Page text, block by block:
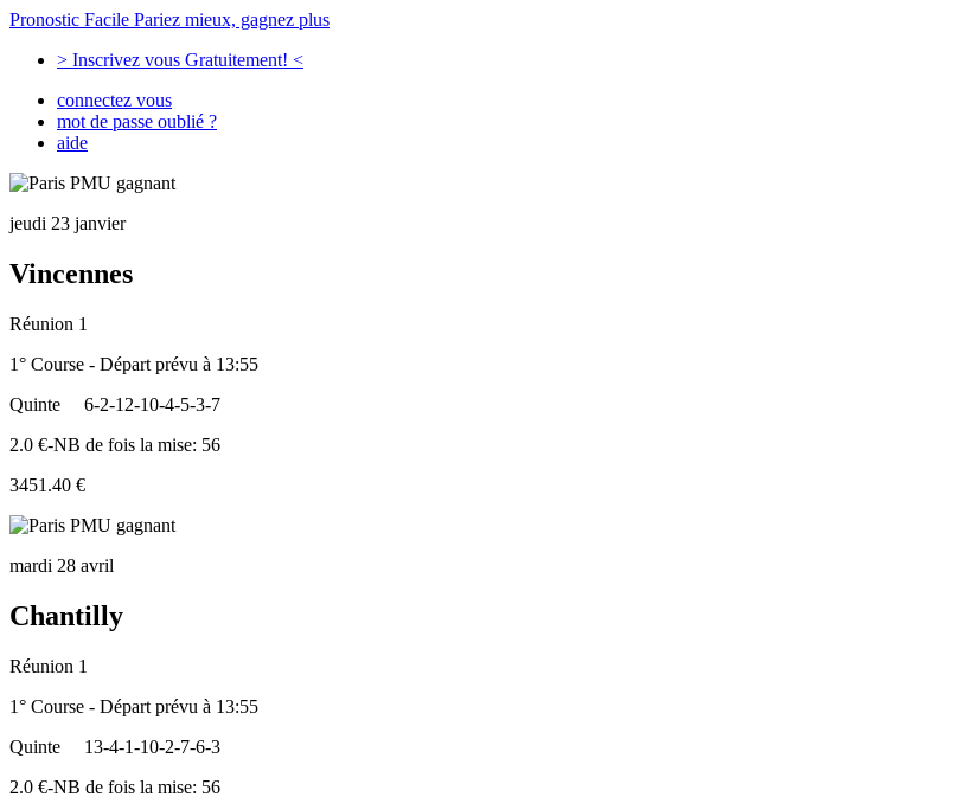
Pronostic Facile Pariez mieux, gagnez plus
> Inscrivez vous Gratuitement! <
connectez vous
mot de passe oublié ?
aide
jeudi 23 janvier
Vincennes
Réunion 1
1° Course - Départ prévu à 13:55
Quinte
6-2-12-10-4-5-3-7
2.0 €-NB de fois la mise: 56
3451.40 €
mardi 28 avril
Chantilly
Réunion 1
1° Course - Départ prévu à 13:55
Quinte
13-4-1-10-2-7-6-3
2.0 €-NB de fois la mise: 56